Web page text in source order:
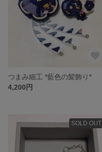
つまみ細工 *藍色の髪飾り*
4,200円
SOLD OUT